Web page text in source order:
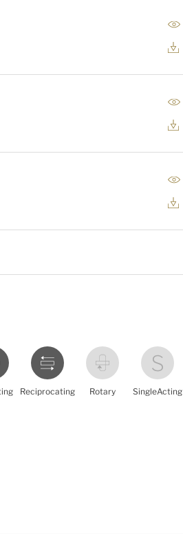
Reciprocating Rotary SingleActing